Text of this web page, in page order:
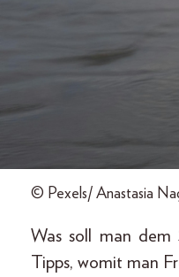
© Pexels/ Anastasia
Was soll man dem
Tipps, womit man